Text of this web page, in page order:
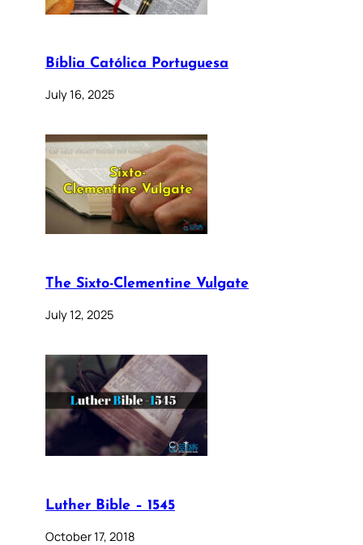
Bíblia Católica Portuguesa
July 16, 2025
The Sixto-Clementine Vulgate
July 12, 2025
Luther Bible – 1545
October 17, 2018